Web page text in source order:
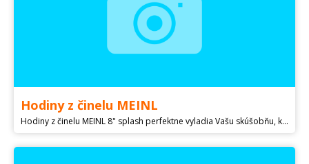
Hodiny z činelu MEINL
Hodiny z činelu MEINL 8" splash perfektne vyladia Vašu skúšobňu, kanceláriu Osobne SENICA/TRNAVA + poslanie po obdržaní Vašej platby, kontakt: email/tel + poštovné balné 7€